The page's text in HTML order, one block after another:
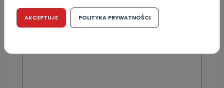
r. w sprawie ochrony osób fizycznych w związku z
przetwarzaniem danych osobowych w sprawie
swobodnego przepływu takich danych oraz uchylenia
dyrektywy 95/46/WE (RODO).
Czy jest możliwość cofnięcia zgody?
AKCEPTUJE POLITYKA PRYWATNOŚCI
DODAJ SWÓJ KOMENTARZ
Wiadomość